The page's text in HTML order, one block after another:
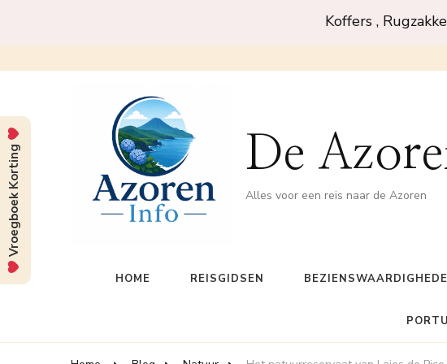
Koffers ,
De
Alles voor een reis naar de Azoren
HOME REISGIDSEN
Vroegboek Korting